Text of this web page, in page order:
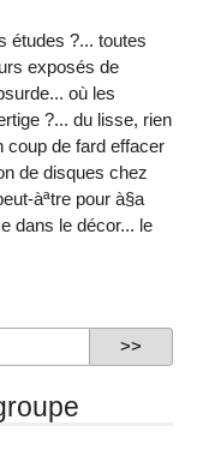
études ?... toutes
exposés de
où les
?... du lisse, rien
coup de fard effacer
de disques chez
àªtre pour à§a
dans le décor... le